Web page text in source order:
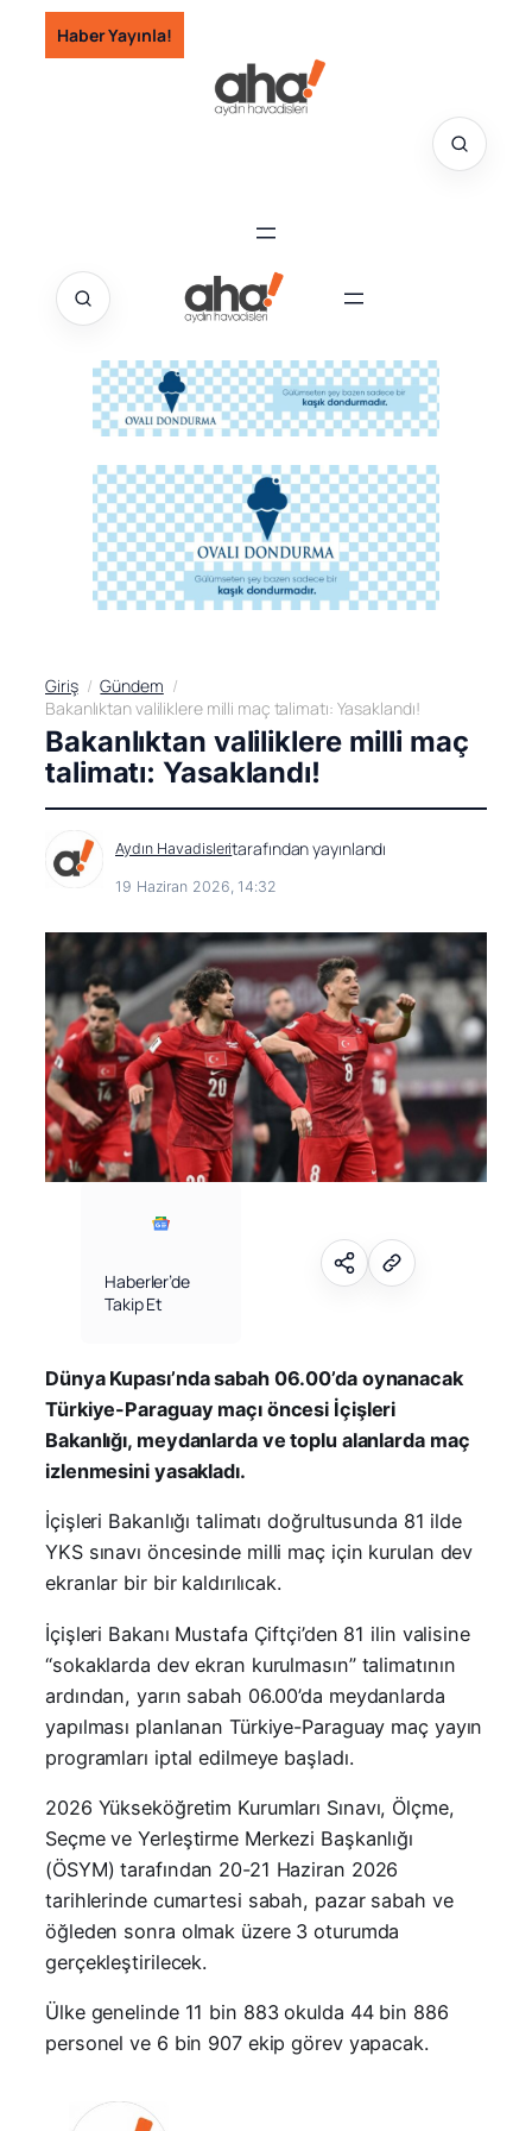
İçeriğe
geç
Haber Yayınla!
Giriş
Gündem
Bakanlıktan valiliklere milli maç talimatı: Yasaklandı!
Bakanlıktan valiliklere milli maç
talimatı: Yasaklandı!
Aydın Havadisleritarafından yayınlandı
19 Haziran 2026, 14:32
Haberler’de
Takip Et
Dünya Kupası’nda sabah 06.00’da oynanacak
Türkiye-Paraguay maçı öncesi İçişleri
Bakanlığı, meydanlarda ve toplu alanlarda maç
izlenmesini yasakladı.
İçişleri Bakanlığı talimatı doğrultusunda 81 ilde
YKS sınavı öncesinde milli maç için kurulan dev
ekranlar bir bir kaldırılıcak.
İçişleri Bakanı Mustafa Çiftçi’den 81 ilin valisine
“sokaklarda dev ekran kurulmasın” talimatının
ardından, yarın sabah 06.00’da meydanlarda
yapılması planlanan Türkiye-Paraguay maç yayın
programları iptal edilmeye başladı.
2026 Yükseköğretim Kurumları Sınavı, Ölçme,
Seçme ve Yerleştirme Merkezi Başkanlığı
(ÖSYM) tarafından 20-21 Haziran 2026
tarihlerinde cumartesi sabah, pazar sabah ve
öğleden sonra olmak üzere 3 oturumda
gerçekleştirilecek.
Ülke genelinde 11 bin 883 okulda 44 bin 886
personel ve 6 bin 907 ekip görev yapacak.